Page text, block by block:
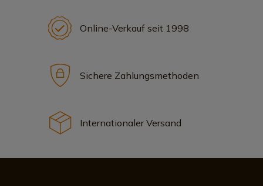
Online-Verkauf seit 1998
Sichere Zahlungsmethoden
Internationaler Versand